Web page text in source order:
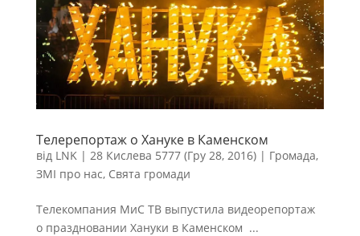
Телерепортаж о Хануке в Каменском
від LNK| 28 Кислева 5777 (Гру 28, 2016)| Громада,
ЗМІ про нас, Свята громади
Телекомпания МиС ТВ выпустила видеорепортаж
о праздновании Хануки в Каменском ...